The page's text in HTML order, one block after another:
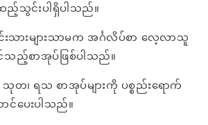
ည့်သွင်းပါရှိပါသည်။
င်းသားများသာမက အင်္ဂလိပ်စာ လေ့လာသူ
ည့်စာအုပ်ဖြစ်ပါသည်။
တ၊ ရသ စာအုပ်များကို ပစ္စည်းရောက်
ာင်ပေးပါသည်။